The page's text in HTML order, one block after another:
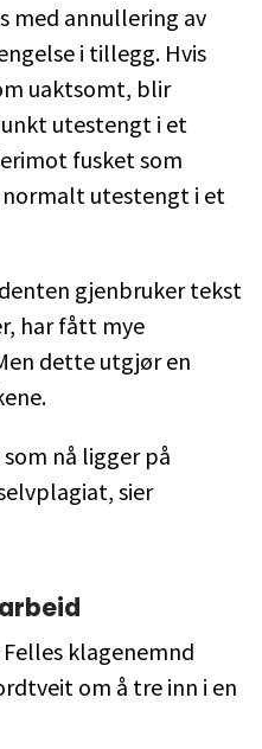
med annullering av
i tillegg. Hvis
uaktsomt, blir
utestengt i et
fusket som
utestengt i et
gjenbruker tekst
har fått mye
dette utgjør en
som nå ligger på
sier
klagenemnd
om å tre inn i en